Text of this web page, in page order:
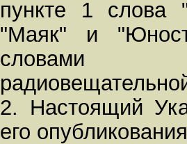
пункте 1 слова
"Маяк" и
словами
2. Настоящий
его